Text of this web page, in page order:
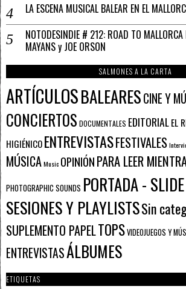
LA ESCENA MUSICAL BALEAR EN EL
NOTODESINDIE # 212: ROAD TO
MAYANS y JOE ORSON
SALMONES A LA CARTA
ARTÍCULOSBALEARESCINE Y
CONCIERTOS DOCUMENTALES EDITORIALEL
HIGIÉNICOENTREVISTASFESTIVALES
MÚSICAMusic OPINIÓNPARA LEER
PHOTOGRAPHIC SOUNDS PORTADA - SLIDE
SESIONES Y PLAYLISTSSin
SUPLEMENTO PAPELTOPSVIDEOJUEGOS Y
ENTREVISTASÁLBUMES
ETIQUETAS